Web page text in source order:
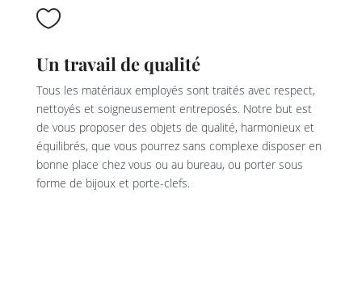

Un travail de qualité
Tous les matériaux employés sont traités avec respect,
nettoyés et soigneusement entreposés. Notre but est
de vous proposer des objets de qualité, harmonieux et
équilibrés, que vous pourrez sans complexe disposer en
bonne place chez vous ou au bureau, ou porter sous
forme de bijoux et porte-clefs.